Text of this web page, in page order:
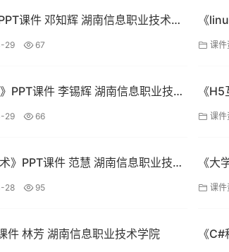
课件 邓知辉 湖南信息职业技术学
29 67
《
课件
PPT课件 李锡辉 湖南信息职业技术
29 66
《
院 课件
》PPT课件 范慧 湖南信息职业技术
28 95
《大
院 课件
件 林芳 湖南信息职业技术学院 《